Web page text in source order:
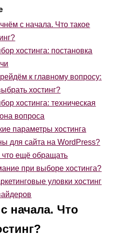
с начала. Что такое
хостинга: постановка
к главному вопросу:
хостинг?
хостинга: техническая
вопроса
параметры хостинга
для сайта на WordPress?
что ещё обращать
при выборе хостинга?
уловки хостинг
начала. Что
?